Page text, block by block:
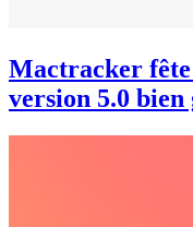
Mactracker fête
version 5.0 bien